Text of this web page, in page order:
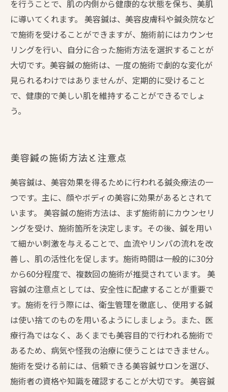
を行うことで、肌の内側から健康的な状態を保ち、美肌
に導いてくれます。 美容鍼は、美容皮膚科や鍼灸院など
で施術を受けることができますが、施術前にはカウンセ
リングを行い、自分に合った施術方法を選択することが
大切です。美容鍼の施術は、一度の施術で劇的な変化が
見られるわけではありませんが、定期的に受けること
で、健康的で美しい肌を維持することができるでしょ
う。
美容鍼の施術方法と注意点
美容鍼は、美容効果を得るために行われる鍼灸療法の一
つです。主に、顔やボディの美容に効果があるとされて
います。 美容鍼の施術方法は、まず施術前にカウンセリ
ングを受け、施術箇所を決定します。その後、鍼を用い
て細かい刺激を与えることで、血流やリンパの流れを改
善し、肌の活性化を促します。施術時間は一般的に30分
から60分程度で、複数回の施術が推奨されています。 美
容鍼の注意点としては、安全性に配慮することが重要で
す。施術を行う際には、衛生管理を徹底し、使用する鍼
は使い捨てのものを用いるようにしましょう。また、医
療行為ではなく、あくまでも美容目的で行われる施術で
あるため、病気や怪我の治療に使うことはできません。
施術を受ける前には、信頼できる美容鍼サロンを選び、
施術者の資格や知識を確認することが大切です。 美容鍼